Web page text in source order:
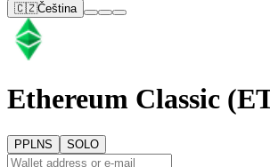
🇨🇿Čeština
Ethereum Classic
PPLNS SOLO